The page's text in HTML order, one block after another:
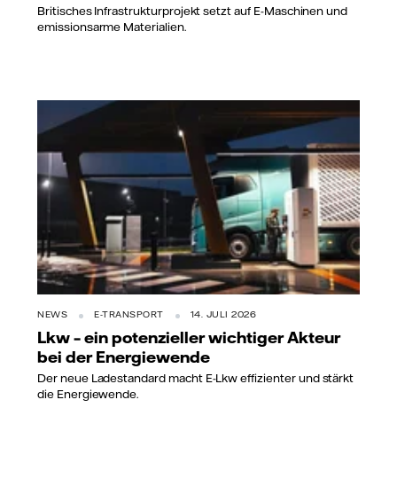
Britisches Infrastrukturprojekt setzt auf E-Maschinen und
emissionsarme Materialien.
NEWS E-TRANSPORT 14. JULI 2026
Lkw – ein potenzieller wichtiger Akteur
bei der Energiewende
Der neue Ladestandard macht E-Lkw effizienter und stärkt
die Energiewende.